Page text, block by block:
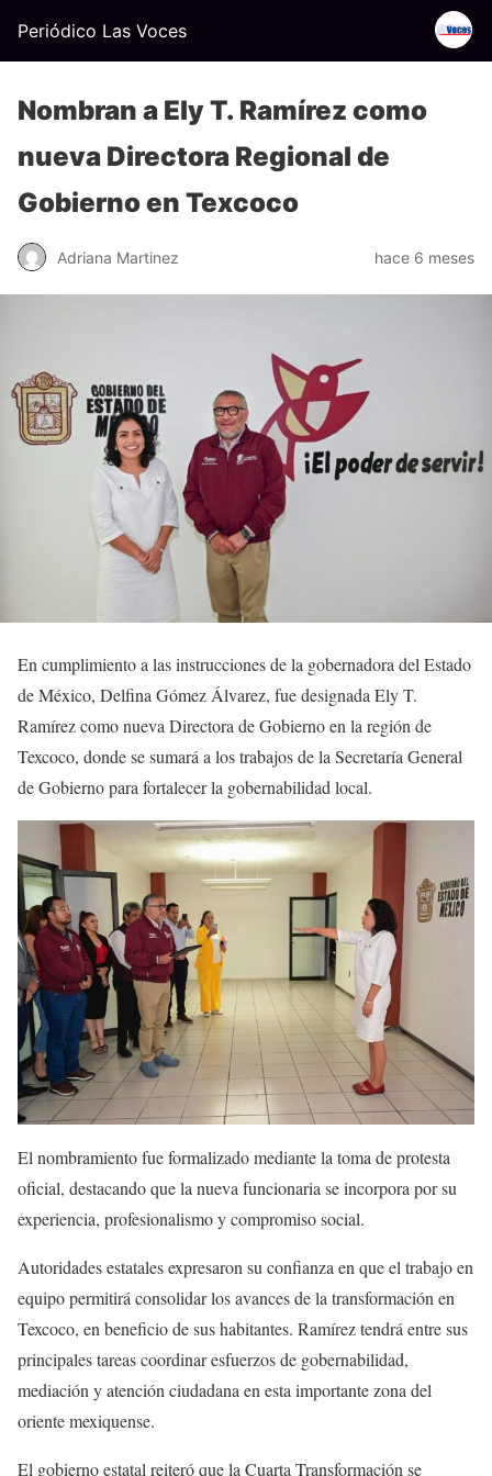
Periódico Las Voces
Nombran a Ely T. Ramírez como
nueva Directora Regional de
Gobierno en Texcoco
Adriana Martinez hace 6 meses
En cumplimiento a las instrucciones de la gobernadora del Estado
de México, Delfina Gómez Álvarez, fue designada Ely T.
Ramírez como nueva Directora de Gobierno en la región de
Texcoco, donde se sumará a los trabajos de la Secretaría General
de Gobierno para fortalecer la gobernabilidad local.
El nombramiento fue formalizado mediante la toma de protesta
oficial, destacando que la nueva funcionaria se incorpora por su
experiencia, profesionalismo y compromiso social.
Autoridades estatales expresaron su confianza en que el trabajo en
equipo permitirá consolidar los avances de la transformación en
Texcoco, en beneficio de sus habitantes. Ramírez tendrá entre sus
principales tareas coordinar esfuerzos de gobernabilidad,
mediación y atención ciudadana en esta importante zona del
oriente mexiquense.
El gobierno estatal reiteró que la Cuarta Transformación se